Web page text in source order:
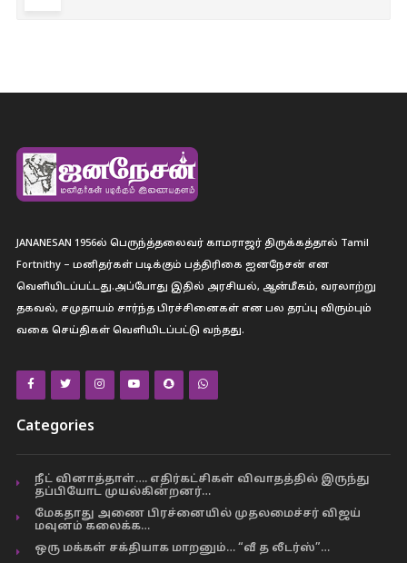
JANANESAN 1956ல் பெருந்த்தலைவர் காமராஜர் திருக்கத்தால் Tamil
Fortnithy – மனிதர்கள் படிக்கும் பத்திரிகை ஐனநேசன் என
வெளியிடப்பட்டது.அப்போது இதில் அரசியல், ஆன்மீகம், வரலாற்று
தகவல், சமுதாயம் சார்ந்த பிரச்சினைகள் என பல தரப்பு விரும்பும்
வகை செய்திகள் வெளியிடப்பட்டு வந்தது.
Categories
நீட் வினாத்தாள்…. எதிர்கட்சிகள் விவாதத்தில் இருந்து
தப்பியோட முயல்கின்றனர்…
மேகதாது அணை பிரச்னையில் முதலமைச்சர் விஜய்
மவுனம் கலைக்க…
ஒரு மக்கள் சக்தியாக மாறனும்… “வீ த லீடர்ஸ்”…